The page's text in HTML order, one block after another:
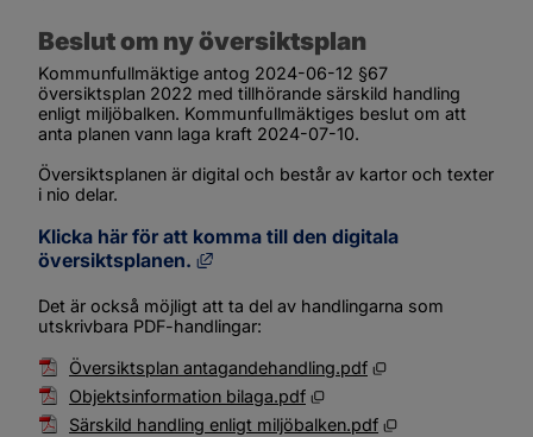
Beslut om ny översiktsplan
Kommunfullmäktige antog 2024-06-12 §67
översiktsplan 2022 med tillhörande särskild handling
enligt miljöbalken. Kommunfullmäktiges beslut om att
anta planen vann laga kraft 2024-07-10.
Översiktsplanen är digital och består av kartor och texter
i nio delar.
Klicka här för att komma till den digitala
översiktsplanen.
Länk till annan webbplats,
Det är också möjligt att ta del av handlingarna som
utskrivbara PDF-handlingar:
Översiktsplan antagandehandling.pdf
Pdf, 50 MB,
Objektsinformation bilaga.pdf
Pdf, 863.4 kB, öppnas i
Särskild handling enligt miljöbalken.pdf
Pdf, 610.9 kB,